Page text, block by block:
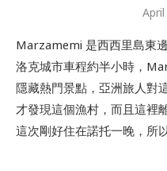
Marzamemi 是西西里島東
洛克城市車程約半小時，
隱藏熱門景點，亞洲旅人對
才發現這個漁村，而且這裡
這次剛好住在諾托一晚，所